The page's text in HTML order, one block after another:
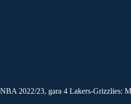
NBA 2022/23, gara 4 Lakers-Grizzlies: